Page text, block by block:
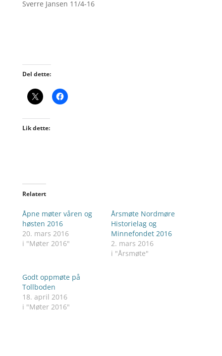
Sverre Jansen 11/4-16
Del dette:
Lik dette:
Relatert
Åpne møter våren og
høsten 2016
20. mars 2016
i "Møter 2016"
Årsmøte Nordmøre
Historielag og
Minnefondet 2016
2. mars 2016
i "Årsmøte"
Godt oppmøte på
Tollboden
18. april 2016
i "Møter 2016"